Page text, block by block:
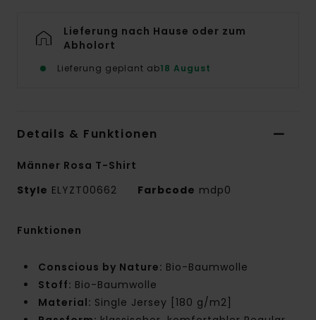
Lieferung nach Hause oder zum
Abholort
Lieferung geplant ab18 August
Details & Funktionen
Männer Rosa T-Shirt
Style ELYZT00662 Farbcode mdp0
Funktionen
Conscious by Nature: Bio-Baumwolle
Stoff: Bio-Baumwolle
Material: Single Jersey [180 g/m2]